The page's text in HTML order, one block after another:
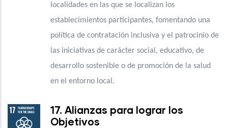
localidades en las que se localizan los
establecimientos participantes, fomentando una
política de contratación inclusiva y el patrocinio de
las iniciativas de carácter social, educativo, de
desarrollo sostenible o de promoción de la salud
en el entorno local.
17. Alianzas para lograr los
Objetivos